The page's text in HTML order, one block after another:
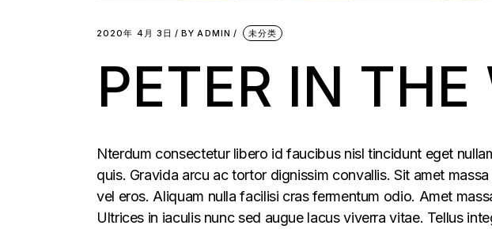
2020年 4月 3日 BY ADMIN 未分类
PETER IN THE
Nterdum consectetur libero id faucibus nisl tincidunt eget
quis. Gravida arcu ac tortor dignissim convallis. Sit amet
vel eros. Aliquam nulla facilisi cras fermentum odio. Amet
Ultrices in iaculis nunc sed augue lacus viverra vitae. Tellus